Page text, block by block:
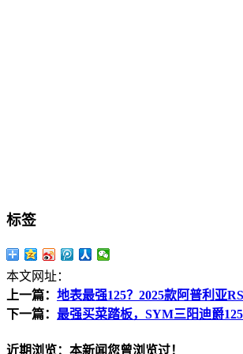
标签
本文网址：
上一篇： 地表最强125？2025款阿普利亚
下一篇： 最强买菜踏板，SYM三阳迪爵
近期浏览：本新闻您曾浏览过！